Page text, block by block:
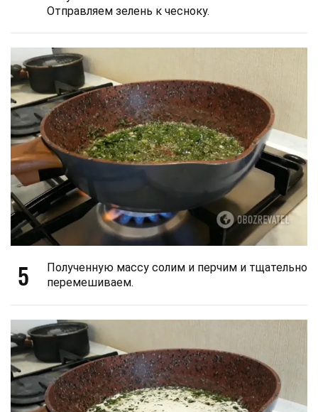
Отправляем зелень к чесноку.
5
Полученную массу солим и перчим и тщательно
перемешиваем.